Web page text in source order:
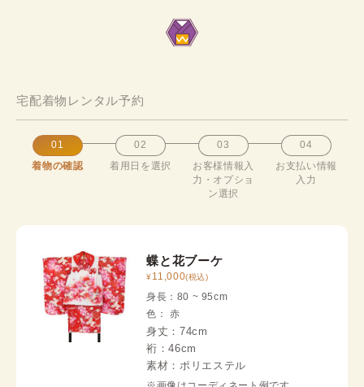
宅配着物レンタル予約
01
着物の確認
02
着用日を選択
03
お客様情報入
力・オプショ
ン選択
04
お支払い情報
入力
蝶と花ブーケ
¥11,000(税込)
身長： 80 ~ 95cm
色 ： 赤
身丈： 74cm
裄：46cm
素材： ポリエステル